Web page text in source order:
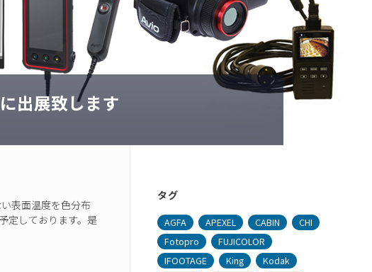
出展致します​
表面温度を色分布
定しております。​是
タグ
AGFA APEXEL CABIN
CHI
Fotopro
FUJICOLOR
IFOOTAGE
King
Kodak